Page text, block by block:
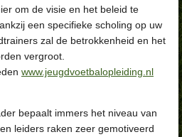
om de visie en het beleid te
een specifieke scholing op uw
zal de betrokkenheid en het
vergroot.
www.jeugdvoetbalopleiding.nl
bepaalt immers het niveau van
leiders raken zeer gemotiveerd